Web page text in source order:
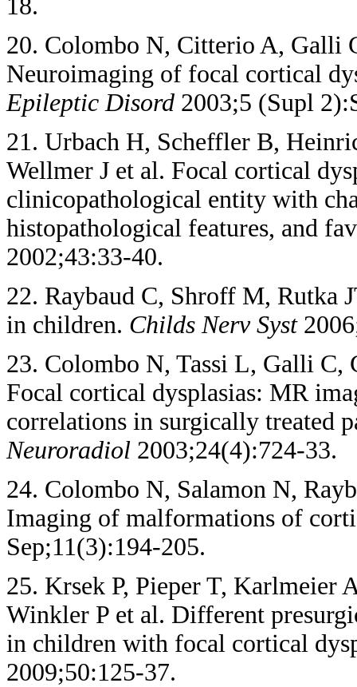
18.
20. Colombo N, Citterio A, Galli
Neuroimaging of focal cortical
Epileptic Disord 2003;5 (Supl
21. Urbach H, Scheffler B,
Wellmer J et al. Focal cortical
clinicopathological entity with
histopathological features, and
2002;43:33-40.
22. Raybaud C, Shroff M, Rutka
in children. Childs Nerv Syst
23. Colombo N, Tassi L, Galli C,
Focal cortical dysplasias: MR
correlations in surgically treated
Neuroradiol 2003;24(4):724-33.
24. Colombo N, Salamon N,
Imaging of malformations of
Sep;11(3):194-205.
25. Krsek P, Pieper T,
Winkler P et al. Different
in children with focal cortical
2009;50:125-37.